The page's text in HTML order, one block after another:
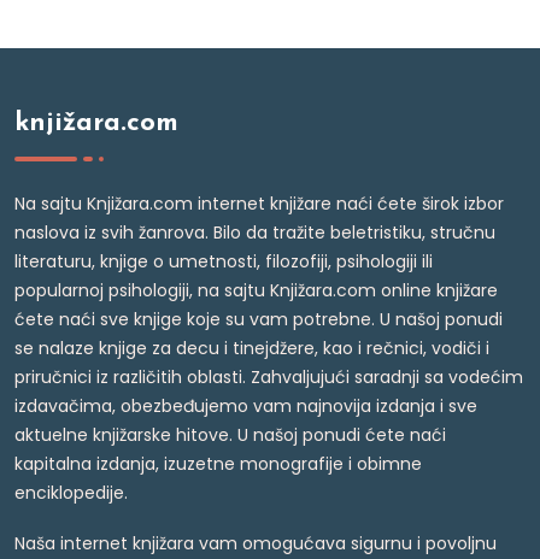
knjižara.com
Na sajtu Knjižara.com internet knjižare naći ćete širok izbor
naslova iz svih žanrova. Bilo da tražite beletristiku, stručnu
literaturu, knjige o umetnosti, filozofiji, psihologiji ili
popularnoj psihologiji, na sajtu Knjižara.com online knjižare
ćete naći sve knjige koje su vam potrebne. U našoj ponudi
se nalaze knjige za decu i tinejdžere, kao i rečnici, vodiči i
priručnici iz različitih oblasti. Zahvaljujući saradnji sa vodećim
izdavačima, obezbeđujemo vam najnovija izdanja i sve
aktuelne knjižarske hitove. U našoj ponudi ćete naći
kapitalna izdanja, izuzetne monografije i obimne
enciklopedije.
Naša internet knjižara vam omogućava sigurnu i povoljnu